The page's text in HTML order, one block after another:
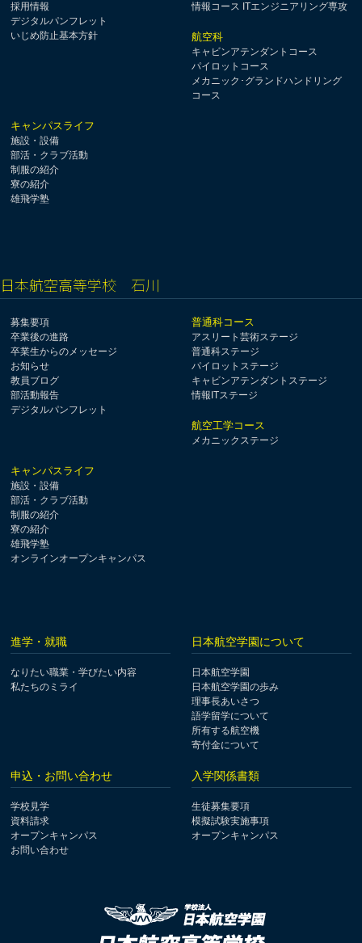
採用情報
デジタルパンフレット
いじめ防止基本方針
情報コース ITエンジニアリング専攻
航空科
キャビンアテンダントコース
パイロットコース
メカニック･グランドハンドリング
コース
キャンパスライフ
施設・設備
部活・クラブ活動
制服の紹介
寮の紹介
雄飛学塾
日本航空高等学校 石川
募集要項
卒業後の進路
卒業生からのメッセージ
お知らせ
教員ブログ
部活動報告
デジタルパンフレット
普通科コース
アスリート芸術ステージ
普通科ステージ
パイロットステージ
キャビンアテンダントステージ
情報ITステージ
航空工学コース
メカニックステージ
キャンパスライフ
施設・設備
部活・クラブ活動
制服の紹介
寮の紹介
雄飛学塾
オンラインオープンキャンパス
進学・就職
なりたい職業・学びたい内容
私たちのミライ
日本航空学園について
日本航空学園
日本航空学園の歩み
理事長あいさつ
語学留学について
所有する航空機
寄付金について
申込・お問い合わせ
学校見学
資料請求
オープンキャンパス
お問い合わせ
入学関係書類
生徒募集要項
模擬試験実施事項
オープンキャンパス